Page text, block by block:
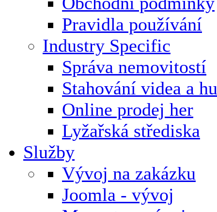
Pravidla používání
Industry Specific
Správa nemovitostí
Stahování videa a
Online prodej her
Lyžařská střediska
Služby
Vývoj na zakázku
Joomla - vývoj